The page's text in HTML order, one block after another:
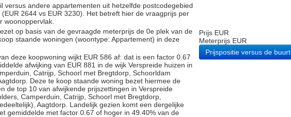
versus andere appartementen uit hetzelfde postcodegebied
2644 vs EUR 3230). Het betreft hier de vraagprijs per
woonoppervlak.
op basis van de gevraagde meterprijs de 0e plek van de
staande woningen (woontype: Appartement) in deze
deze koopwoning wijkt EUR 586 af: dat is een factor 0.67
afwijking van EUR 881 in de wijk Verspreide huizen in
Catrijp, Schoorl met Bregtdorp, Schoorldam
Deze te koop staande woning bezet hiermee de
de top 10 van afwijkende prijszettingen in Verspreide
Camperduin, Catrijp, Schoorl met Bregtdorp,
Aagtdorp. Landelijk gezien komt een dergelijke
gemiddelde met factor 0.67 of hoger in 49.40% van de
Prijs EUR
Meterprijs EUR
Prijspositie versus de buurt